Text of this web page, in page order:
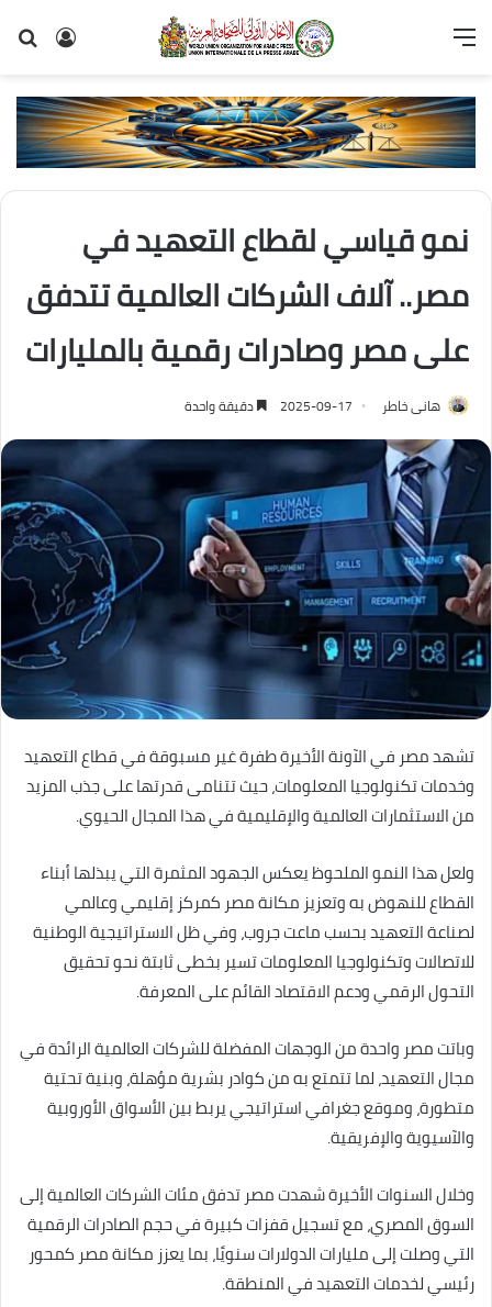
تسجيل
القائمة
نمو قياسي لقطاع التعهيد في
مصر.. آلاف الشركات العالمية تتدفق
على مصر وصادرات رقمية بالمليارات
هانى خاطر 2025-09-17 دقيقة واحدة
تشهد مصر في الآونة الأخيرة طفرة غير مسبوقة في قطاع التعهيد
وخدمات تكنولوجيا المعلومات، حيث تتنامى قدرتها على جذب المزيد
من الاستثمارات العالمية والإقليمية في هذا المجال الحيوي.
ولعل هذا النمو الملحوظ يعكس الجهود المثمرة التي يبذلها أبناء
القطاع للنهوض به وتعزيز مكانة مصر كمركز إقليمي وعالمي
لصناعة التعهيد بحسب ماعت جروب، وفي ظل الاستراتيجية الوطنية
للاتصالات وتكنولوجيا المعلومات تسير بخطى ثابتة نحو تحقيق
التحول الرقمي ودعم الاقتصاد القائم على المعرفة.
وباتت مصر واحدة من الوجهات المفضلة للشركات العالمية الرائدة في
مجال التعهيد، لما تتمتع به من كوادر بشرية مؤهلة، وبنية تحتية
متطورة، وموقع جغرافي استراتيجي يربط بين الأسواق الأوروبية
والآسيوية والإفريقية.
وخلال السنوات الأخيرة شهدت مصر تدفق مئات الشركات العالمية إلى
السوق المصري، مع تسجيل قفزات كبيرة في حجم الصادرات الرقمية
التي وصلت إلى مليارات الدولارات سنويًا، بما يعزز مكانة مصر كمحور
رئيسي لخدمات التعهيد في المنطقة.